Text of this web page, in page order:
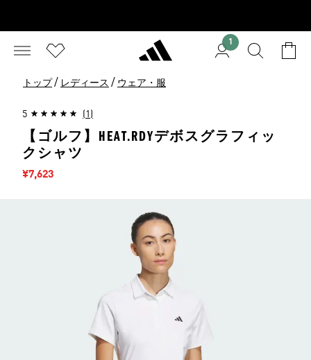
1
トップ / レディース / ウェア・服
5 (1)
【ゴルフ】HEAT.RDYデボスグラフィッ
クシャツ
セール価格
¥7,623